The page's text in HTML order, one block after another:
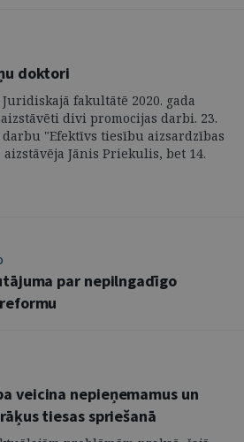
doktori
fakultātē 2020. gada
divi promocijas darbi. 23.
"Efektīvs tiesību aizsardzības
Jānis Priekulis, bet 14.
par nepilngadīgo
veicina nepieņemamus un
tiesas spriešanā